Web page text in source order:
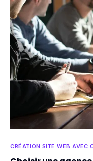
CRÉATION SITE WEB AVEC